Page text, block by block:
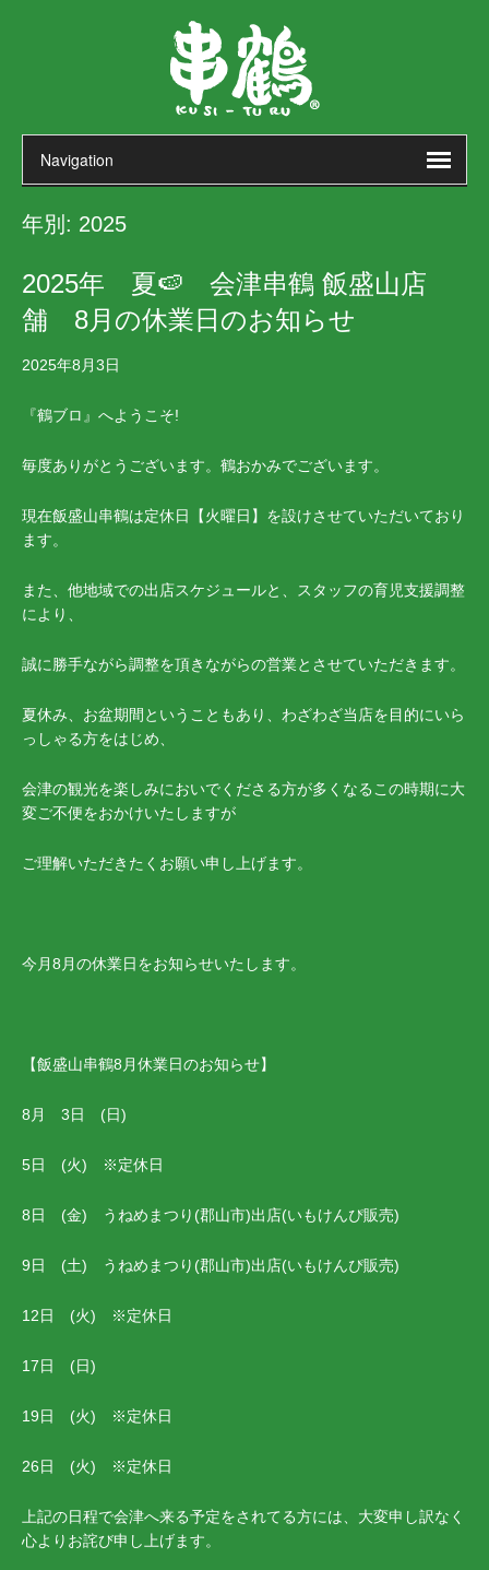
年別: 2025
2025年 夏🍉 会津串鶴 飯盛山店
舗 8月の休業日のお知らせ
2025年8月3日
『鶴ブロ』へようこそ!
毎度ありがとうございます。鶴おかみでございます。
現在飯盛山串鶴は定休日【火曜日】を設けさせていただいており
ます。
また、他地域での出店スケジュールと、スタッフの育児支援調整
により、
誠に勝手ながら調整を頂きながらの営業とさせていただきます。
夏休み、お盆期間ということもあり、わざわざ当店を目的にいら
っしゃる方をはじめ、
会津の観光を楽しみにおいでくださる方が多くなるこの時期に大
変ご不便をおかけいたしますが
ご理解いただきたくお願い申し上げます。
今月8月の休業日をお知らせいたします。
【飯盛山串鶴8月休業日のお知らせ】
8月 3日 (日)
5日 (火) ※定休日
8日 (金) うねめまつり(郡山市)出店(いもけんぴ販売)
9日 (土) うねめまつり(郡山市)出店(いもけんぴ販売)
12日 (火) ※定休日
17日 (日)
19日 (火) ※定休日
26日 (火) ※定休日
上記の日程で会津へ来る予定をされてる方には、大変申し訳なく
心よりお詫び申し上げます。